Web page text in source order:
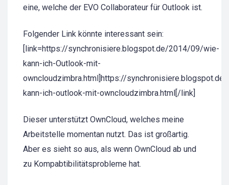
eine, welche der EVO Collaborateur für Outlook ist.
Folgender Link könnte interessant sein:
[link=https://synchronisiere.blogspot.de/2014/09/wie-
kann-ich-Outlook-mit-
owncloudzimbra.html]https://
kann-ich-outlook-mit-owncloudzimbra.html[/link]
Dieser unterstützt OwnCloud, welches meine
Arbeitstelle momentan nutzt. Das ist großartig.
Aber es sieht so aus, als wenn OwnCloud ab und
zu Kompabtibilitätsprobleme hat.